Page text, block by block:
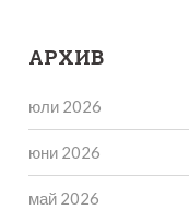
АРХИВ
юли 2026
юни 2026
май 2026